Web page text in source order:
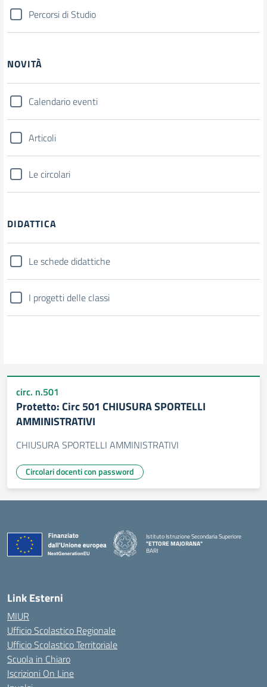
Percorsi di Studio
NOVITÀ
Calendario eventi
Articoli
Le circolari
DIDATTICA
Le schede didattiche
I progetti delle classi
circ. n.501
Protetto: Circ 501 CHIUSURA SPORTELLI
AMMINISTRATIVI
CHIUSURA SPORTELLI AMMINISTRATIVI
Circolari docenti con password
Istituto Istruzione Secondaria Superiore
"ETTORE MAJORANA"
BARI
Link Esterni
MIUR
Ufficio Scolastico Regionale
Ufficio Scolastico Territoriale
Scuola in Chiaro
Iscrizioni On Line